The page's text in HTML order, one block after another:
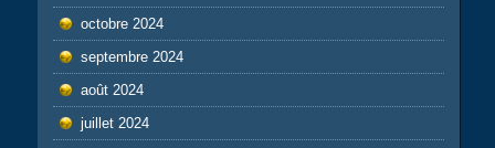
octobre 2024
septembre 2024
août 2024
juillet 2024